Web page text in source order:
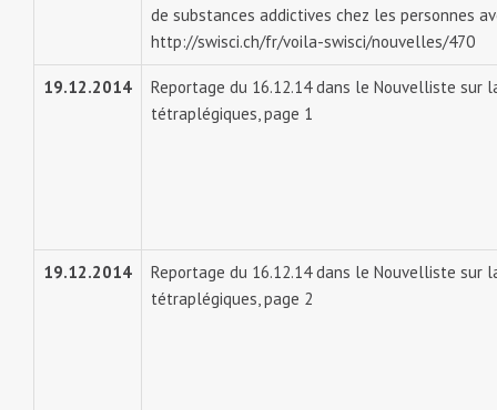
de substances addictives chez les personnes
http://swisci.ch/fr/voila-swisci/nouvelles/470
19.12.2014
Reportage du 16.12.14 dans le Nouvelliste sur
tétraplégiques, page 1
19.12.2014
Reportage du 16.12.14 dans le Nouvelliste sur
tétraplégiques, page 2